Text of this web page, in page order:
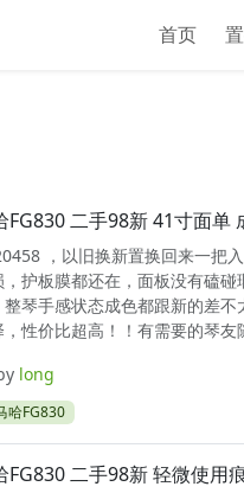
首页
FG830 二手98新 41寸面单
，以旧换新置换回来一把
护板膜都还在，面板没有磕
琴手感状态成色都跟新的差
性价比超高！！有需要的琴
long
哈FG830
FG830 二手98新 轻微使用